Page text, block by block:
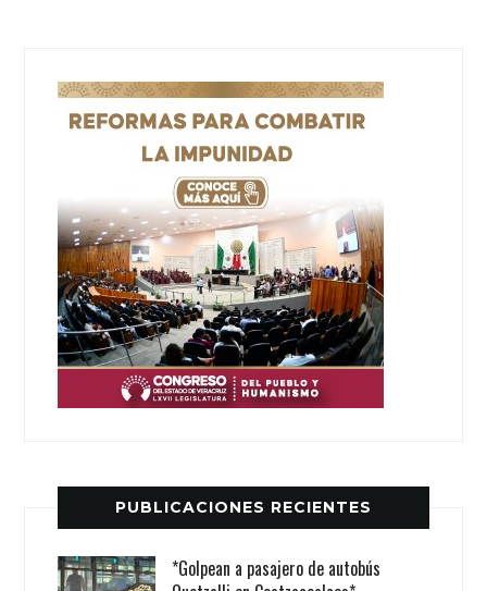
PUBLICACIONES RECIENTES
*Golpean a pasajero de autobús